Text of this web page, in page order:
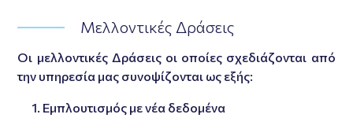
Μελλοντικές Δράσεις
Οι μελλοντικές Δράσεις οι οποίες σχεδιάζονται από
την υπηρεσία μας συνοψίζονται ως εξής:
Εμπλουτισμός με νέα δεδομένα